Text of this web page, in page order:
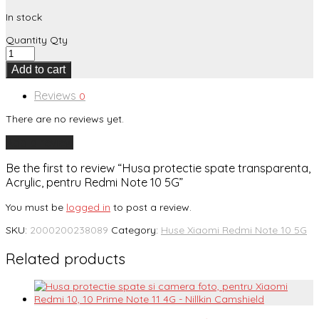
In stock
Quantity Qty
Add to cart
Reviews 0
There are no reviews yet.
Be the first to review “Husa protectie spate transparenta,
Acrylic, pentru Redmi Note 10 5G”
You must be logged in to post a review.
SKU: 2000200238089 Category: Huse Xiaomi Redmi Note 10 5G
Related products